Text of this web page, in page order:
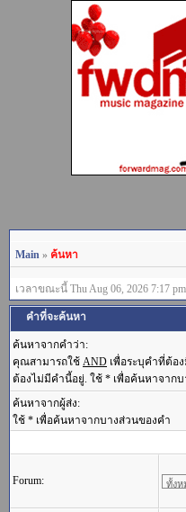
Main » ค้นหา
เวลาขณะนี้ Thu Aug 06, 2026 7:17 pm
คำที่จะค้นหา
ค้นหาจากคำว่า:
คุณสามารถใช้ AND เพื่อระบุคำที่ต้อ
ต้องไม่มีคำนี้อยู่. ใช้ * เพื่อค้นหาจาก
ค้นหาจากผู้ส่ง:
ใช้ * เพื่อค้นหาจากบางส่วนของคำ
Forum: